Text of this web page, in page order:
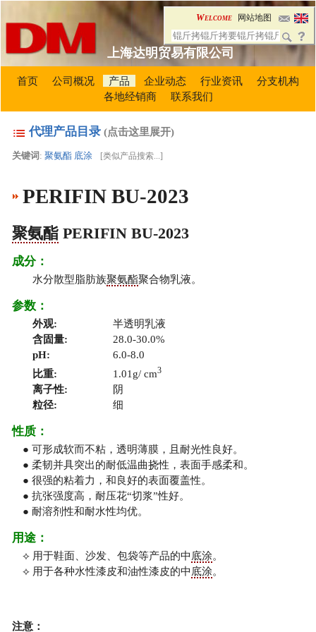
上海达明贸易有限公司
Welcome 网站地图
首页 公司概况 产品 企业动态 行业资讯
分支机构
各地经销商
联系我们
代理产品目录 (点击这里展开)
关键词 :聚氨酯 底涂 [类似产品搜索...]
PERIFIN BU-2023
聚氨酯 PERIFIN BU-2023
成分：
水分散型脂肪族聚氨酯聚合物乳液。
参数：
外观:
半透明乳液
含固量:
28.0-30.0%
pH:
6.0-8.0
比重:
1.01g/ cm3
离子性:
阴
粒径:
细
性质：
● 可形成软而不粘，透明薄膜，且耐光性良好。
● 柔韧并具突出的耐低温曲挠性，表面手感柔和。
● 很强的粘着力，和良好的表面覆盖性。
● 抗张强度高，耐压花“切浆”性好。
● 耐溶剂性和耐水性均优。
用途：
⟡ 用于鞋面、沙发、包袋等产品的中 底涂。
⟡ 用于各种水性漆皮和油性漆皮的中 底涂。
注意：